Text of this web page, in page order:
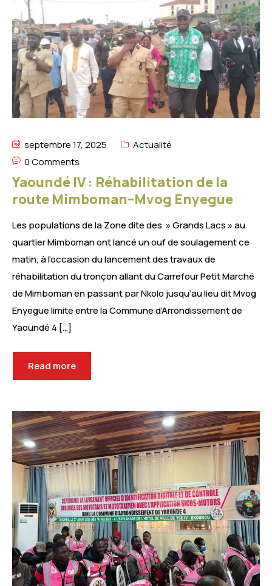
septembre 17, 2025
Actualité
0 Comments
Yaoundé IV : Réhabilitation de la
route Mimboman–Mvog Enyegue
Les populations de la Zone dite des » Grands Lacs » au
quartier Mimboman ont lancé un ouf de soulagement ce
matin, à l’occasion du lancement des travaux de
réhabilitation du tronçon allant du Carrefour Petit Marché
de Mimboman en passant par Nkolo jusqu’au lieu dit Mvog
Enyegue limite entre la Commune d’Arrondissement de
Yaoundé 4 […]
Read more